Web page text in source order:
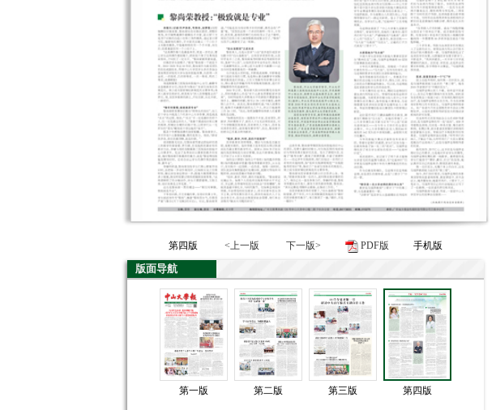
第四版 <上一版 下一版> PDF版 手机版
版面导航
第一版 第二版 第三版 第四版